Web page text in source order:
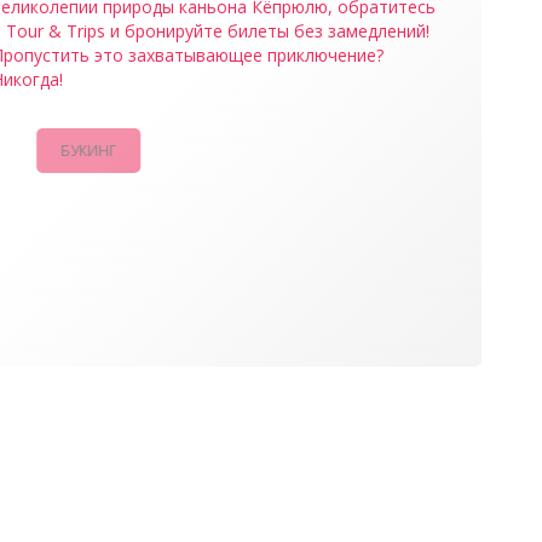
природы каньона Кёпрюлю, обратитесь
Tour & Trips и бронируйте билеты без замедлений!
это захватывающее приключение?
БУКИНГ